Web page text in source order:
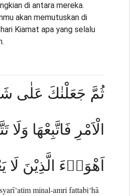
di antara mereka.
akan memutuskan di
Kiamat apa yang selalu
ثُمَّ جَعَلْنٰكَ عَلٰى
الْاَمْرِ فَاتَّبِعْهَا وَلَا
اَهْوَاۤءَ الَّذِيْنَ لَا
minal-amri fattabi‘hā